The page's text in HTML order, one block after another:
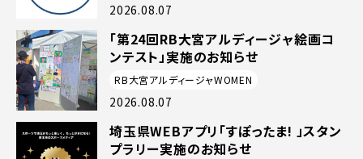
2026.08.07
「第24回RB大宮アルディージャ絵画コ
ンテスト」実施のお知らせ
RB大宮アルディージャWOMEN
2026.08.07
埼玉県WEBアプリ「すぽったま! 」スタン
プラリー実施のお知らせ